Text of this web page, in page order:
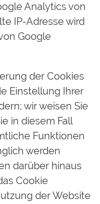
Analytics von
IP-Adresse wird
Google
der Cookies
Einstellung Ihrer
wir weisen Sie
in diesem Fall
Funktionen
werden
darüber hinaus
Cookie
der Website